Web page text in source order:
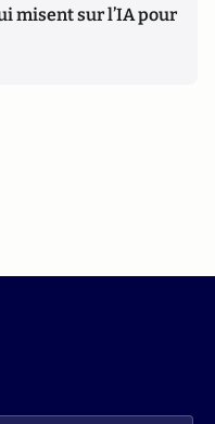
misent sur l’IA pour